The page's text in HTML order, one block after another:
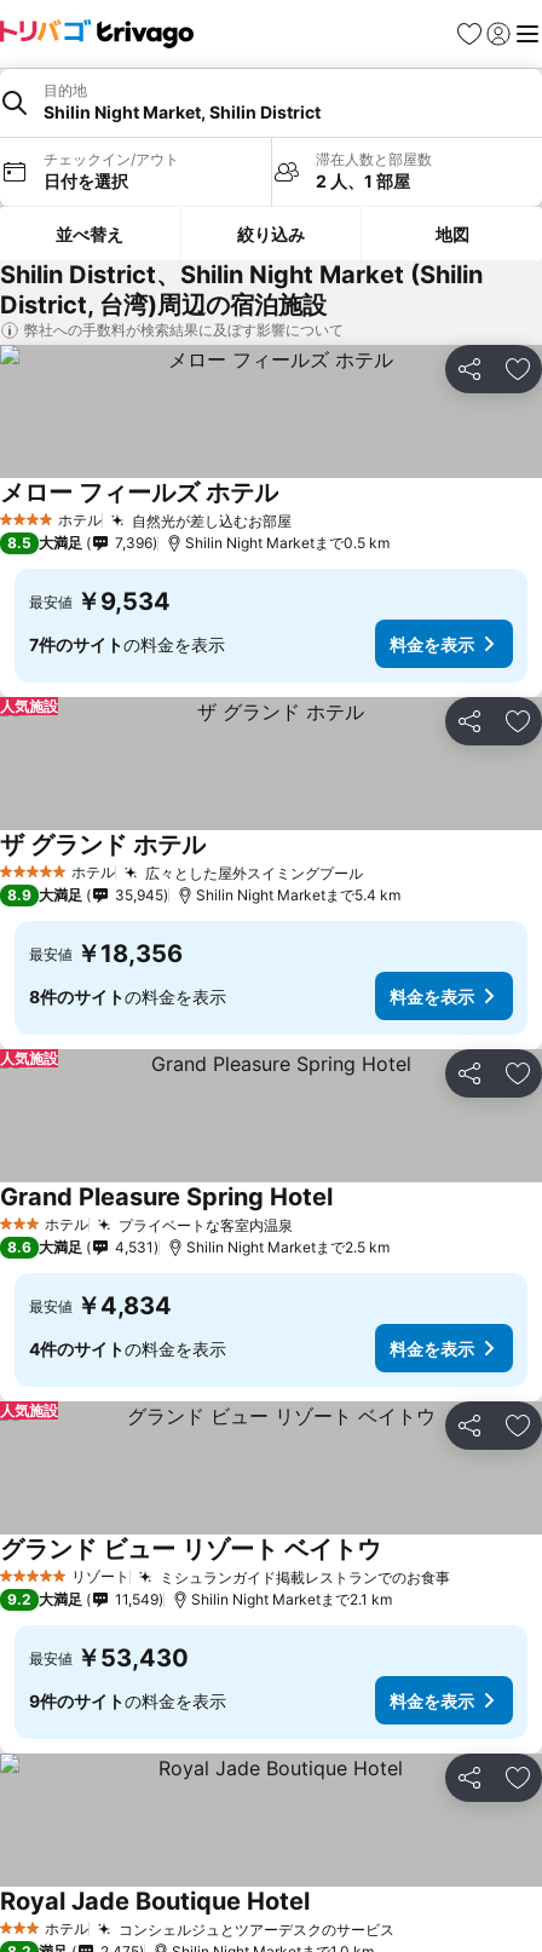
お気に入り
ログイ
メ
目的地
Shilin Night Market, Shilin District
チェックイン/アウト
日付を選択
滞在人数と部屋数
2 人、1 部屋
並べ替え 絞り込み 地図
Shilin District、Shilin Night Market (Shilin
District, 台湾)周辺の宿泊施設
弊社への手数料が検索結果に及ぼす影響について
シェア お
4 ホテルのランク
ホテル 自然光が差し込むお部屋料金を表示
メロー フィールズ ホテル
8.5 大満足 7,396 Shilin Night Marketまで0.5 km
最安値 ￥9,534
7件のサイトの料金を表示 料金を表示
シェア お
人気施設
5 ホテルのランク
ホテル 広々とした屋外スイミングプール料金を表示
ザ グランド ホテル
8.9 大満足 35,945 Shilin Night Marketまで5.4 km
最安値 ￥18,356
8件のサイトの料金を表示 料金を表示
シェア お
人気施設
3 ホテルのランク
ホテル プライベートな客室内温泉料金を表示
Grand Pleasure Spring Hotel料金を表示
8.6 大満足 4,531 Shilin Night Marketまで2.5 km
最安値 ￥4,834
4件のサイトの料金を表示 料金を表示
シェア お
人気施設
5 ホテルのランク
リゾート ミシュランガイド掲載レストランでのお食事料金を表
グランド ビュー リゾート ベイトウ
9.2 大満足 11,549 Shilin Night Marketまで2.1 km
最安値 ￥53,430
9件のサイトの料金を表示 料金を表示
シェア お
3 ホテルのランク
ホテル コンシェルジュとツアーデスクのサービス
Royal Jade Boutique Hotel料金を表示